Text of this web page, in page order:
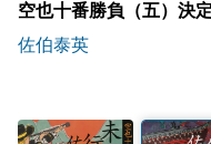
空也十番勝負（五）決
佐伯泰英